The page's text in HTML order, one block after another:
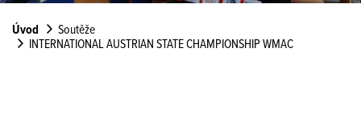
Úvod
Soutěže
INTERNATIONAL AUSTRIAN STATE CHAMPIONSHIP WMAC